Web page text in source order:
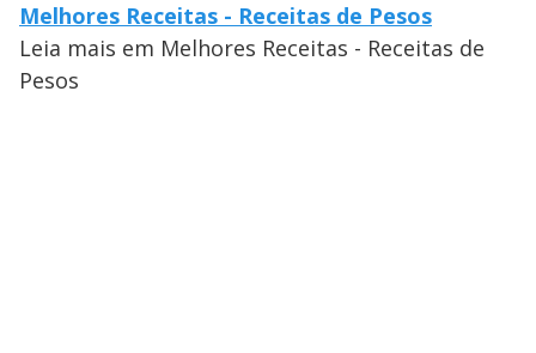
Melhores Receitas - Receitas de Pesos
Leia mais em Melhores Receitas - Receitas de
Pesos